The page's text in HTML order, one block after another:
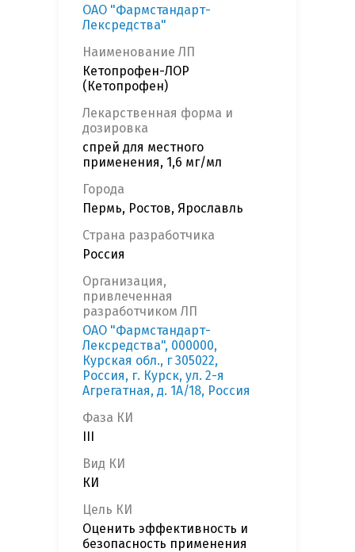
ОАО "Фармстандарт-
Лексредства"
Наименование ЛП
Кетопрофен-ЛОР
(Кетопрофен)
Лекарственная форма и
дозировка
спрей для местного
применения, 1,6 мг/мл
Города
Пермь, Ростов, Ярославль
Страна разработчика
Россия
Организация,
привлеченная
разработчиком ЛП
ОАО "Фармстандарт-
Лексредства", 000000,
Курская обл., г 305022,
Россия, г. Курск, ул. 2-я
Агрегатная, д. 1А/18, Россия
Фаза КИ
Вид КИ
КИ
Цель КИ
Оценить эффективность и
безопасность применения